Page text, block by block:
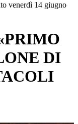
venerdì 14 giugno
DI